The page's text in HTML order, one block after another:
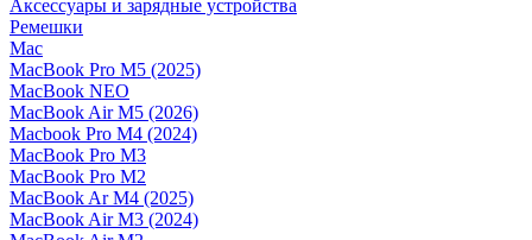
Аксессуары и зарядные устройства
Ремешки
Mac
MacBook Pro M5 (2025)
MacBook NEO
MacBook Air M5 (2026)
Macbook Pro M4 (2024)
MacBook Pro M3
MacBook Pro M2
MacBook Ar M4 (2025)
MacBook Air M3 (2024)